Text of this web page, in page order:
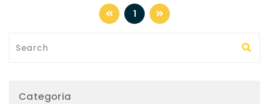
1
Categoria